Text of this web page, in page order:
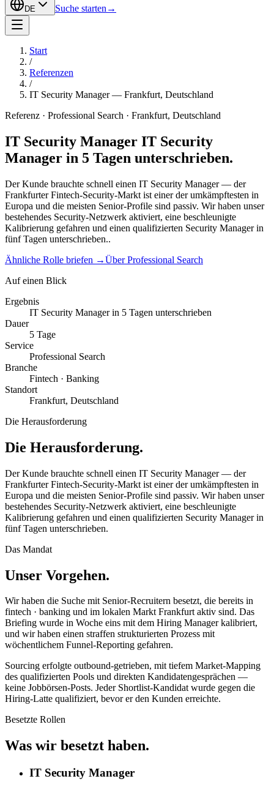
DE Suche starten →
Start
/
Referenzen
/
IT Security Manager — Frankfurt, Deutschland
Referenz · Professional Search · Frankfurt, Deutschland
IT Security Manager IT Security
Manager in 5 Tagen unterschrieben.
Der Kunde brauchte schnell einen IT Security Manager — der
Frankfurter Fintech-Security-Markt ist einer der umkämpftesten in
Europa und die meisten Senior-Profile sind passiv. Wir haben unser
bestehendes Security-Netzwerk aktiviert, eine beschleunigte
Kalibrierung gefahren und einen qualifizierten Security Manager in
fünf Tagen unterschrieben..
Ähnliche Rolle briefen →Über Professional Search
Auf einen Blick
Ergebnis
IT Security Manager in 5 Tagen unterschrieben
Dauer
5 Tage
Service
Professional Search
Branche
Fintech · Banking
Standort
Frankfurt, Deutschland
Die Herausforderung
Die Herausforderung.
Der Kunde brauchte schnell einen IT Security Manager — der
Frankfurter Fintech-Security-Markt ist einer der umkämpftesten in
Europa und die meisten Senior-Profile sind passiv. Wir haben unser
bestehendes Security-Netzwerk aktiviert, eine beschleunigte
Kalibrierung gefahren und einen qualifizierten Security Manager in
fünf Tagen unterschrieben.
Das Mandat
Unser Vorgehen.
Wir haben die Suche mit Senior-Recruitern besetzt, die bereits in
fintech · banking und im lokalen Markt Frankfurt aktiv sind. Das
Briefing wurde in Woche eins mit dem Hiring Manager kalibriert,
und wir haben einen straffen strukturierten Prozess mit
wöchentlichem Funnel-Reporting gefahren.
Sourcing erfolgte outbound-getrieben, mit tiefem Market-Mapping
des qualifizierten Pools und direkten Kandidatengesprächen —
keine Jobbörsen-Posts. Jeder Shortlist-Kandidat wurde gegen die
Hiring-Latte qualifiziert, bevor er den Kunden erreichte.
Besetzte Rollen
Was wir besetzt haben.
IT Security Manager